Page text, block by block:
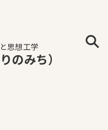
思想工学
のみち）